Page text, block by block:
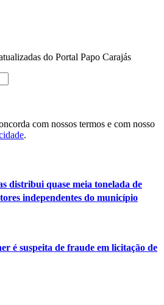
do Portal Papo Carajás
com nossos termos e com nosso
.
distribui quase meia tonelada de
independentes do município
é suspeita de fraude em licitação de